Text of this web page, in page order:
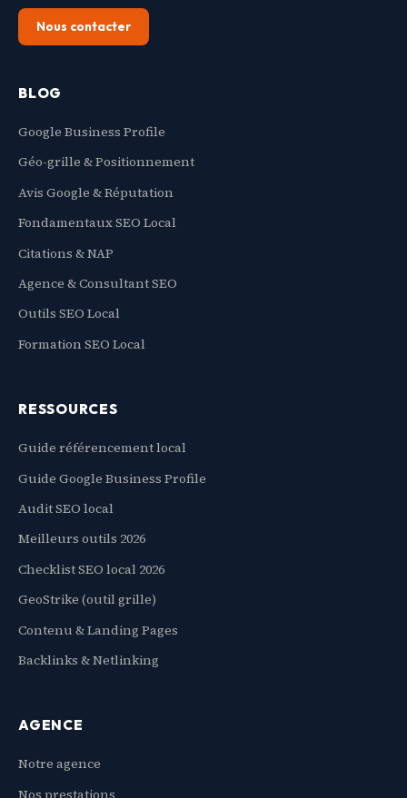
Nous contacter
BLOG
Google Business Profile
Géo-grille & Positionnement
Avis Google & Réputation
Fondamentaux SEO Local
Citations & NAP
Agence & Consultant SEO
Outils SEO Local
Formation SEO Local
RESSOURCES
Guide référencement local
Guide Google Business Profile
Audit SEO local
Meilleurs outils 2026
Checklist SEO local 2026
GeoStrike (outil grille)
Contenu & Landing Pages
Backlinks & Netlinking
AGENCE
Notre agence
Nos prestations